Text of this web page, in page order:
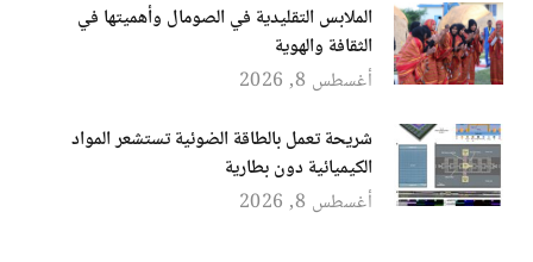
الملابس التقليدية في الصومال وأهميتها في
الثقافة والهوية
أغسطس 8, 2026
شريحة تعمل بالطاقة الضوئية تستشعر المواد
الكيميائية دون بطارية
أغسطس 8, 2026